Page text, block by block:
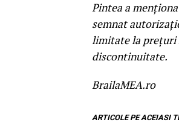
Pintea a
semnat
limitate la preţuri
discontinuitate.
BrailaMEA.ro
ARTICOLE PE ACEIASI